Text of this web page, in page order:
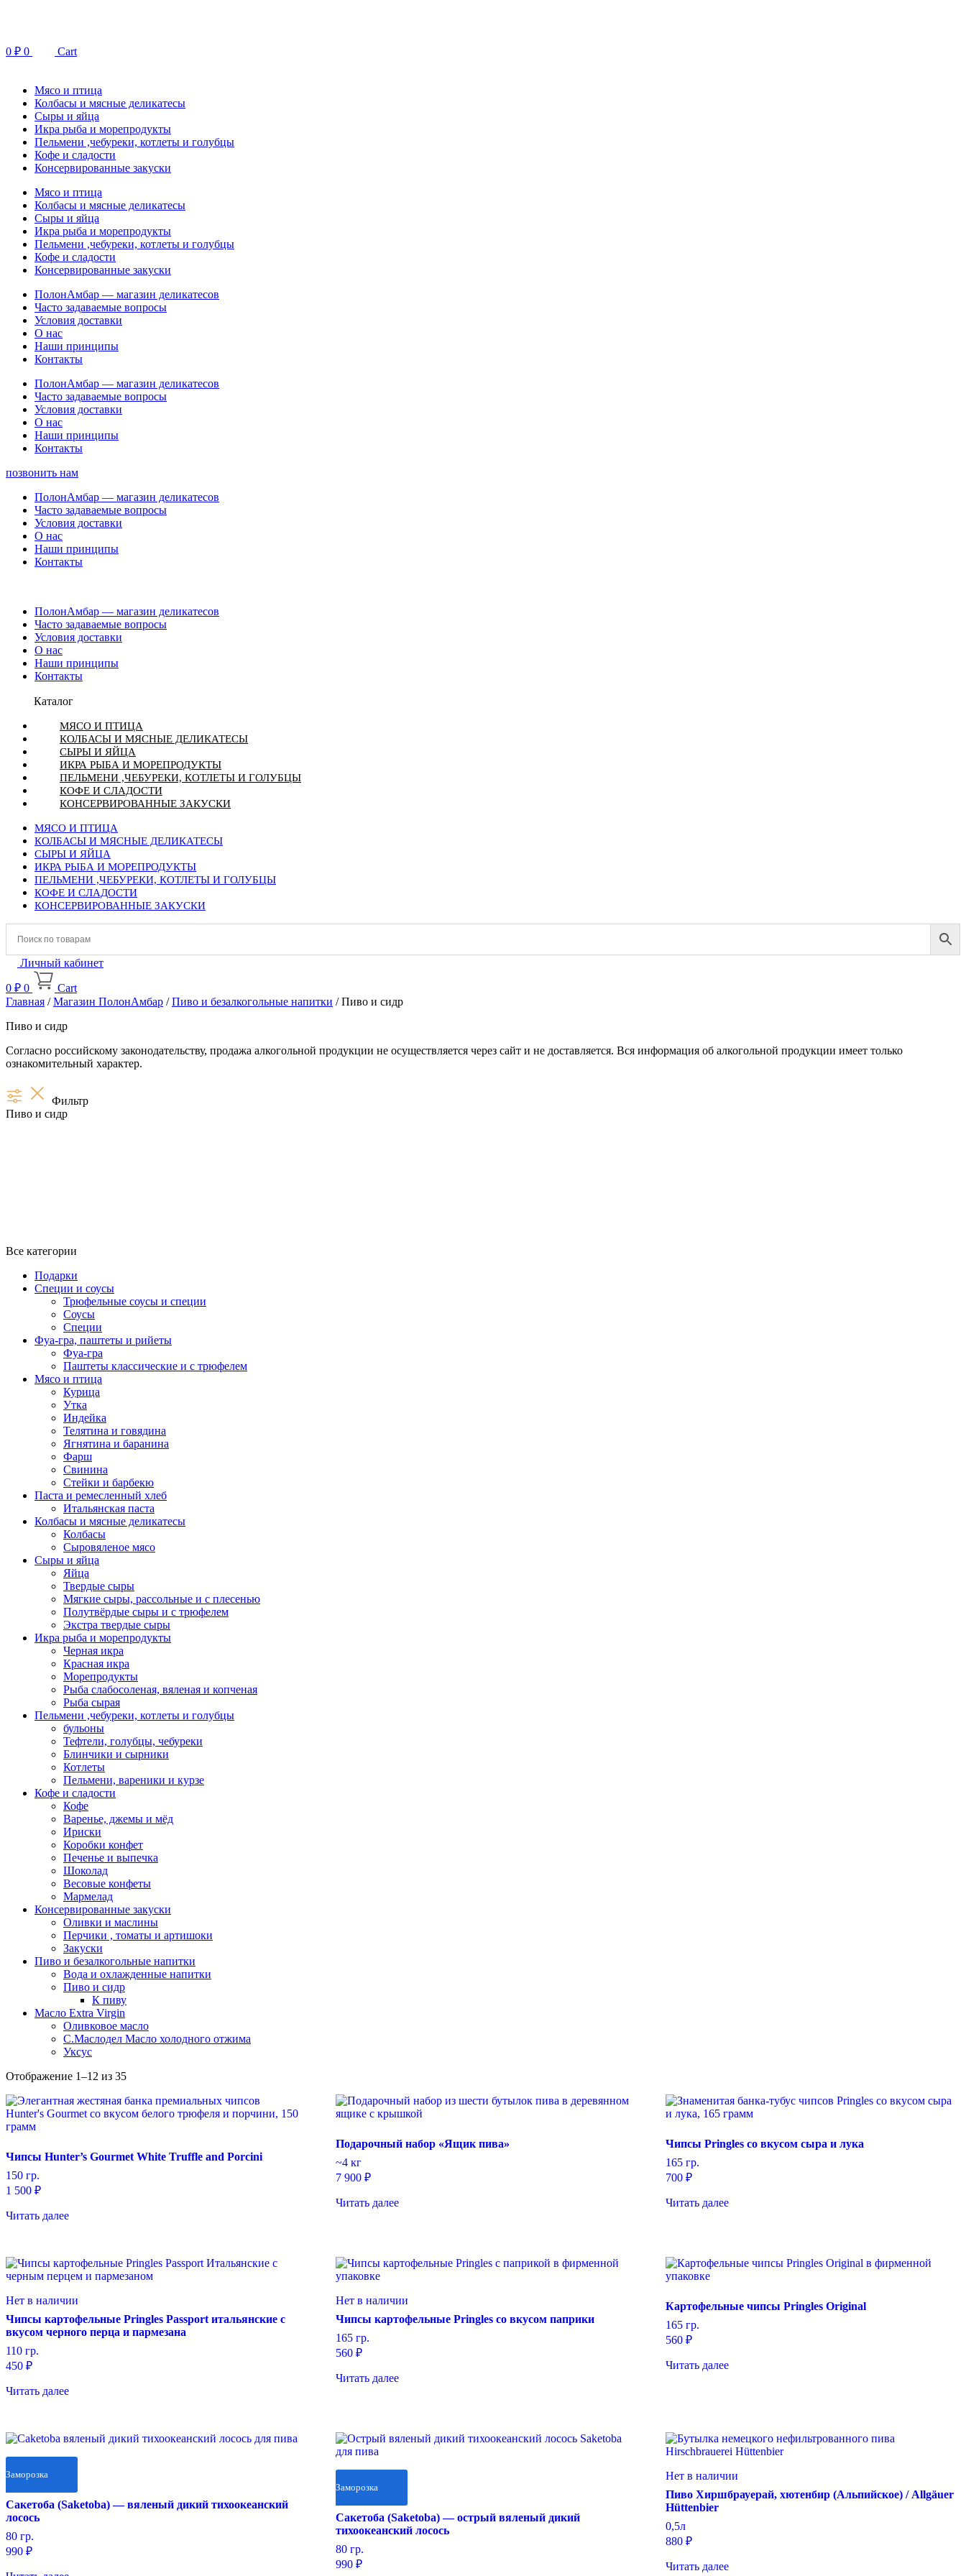
0 ₽ 0 Cart
Мясо и птица
Колбасы и мясные деликатесы
Сыры и яйца
Икра рыба и морепродукты
Пельмени ,чебуреки, котлеты и голубцы
Кофе и сладости
Консервированные закуски
Мясо и птица
Колбасы и мясные деликатесы
Сыры и яйца
Икра рыба и морепродукты
Пельмени ,чебуреки, котлеты и голубцы
Кофе и сладости
Консервированные закуски
ПолонАмбар — магазин деликатесов
Часто задаваемые вопросы
Условия доставки
О нас
Наши принципы
Контакты
ПолонАмбар — магазин деликатесов
Часто задаваемые вопросы
Условия доставки
О нас
Наши принципы
Контакты
позвонить нам
ПолонАмбар — магазин деликатесов
Часто задаваемые вопросы
Условия доставки
О нас
Наши принципы
Контакты
ПолонАмбар — магазин деликатесов
Часто задаваемые вопросы
Условия доставки
О нас
Наши принципы
Контакты
Каталог
МЯСО И ПТИЦА
КОЛБАСЫ И МЯСНЫЕ ДЕЛИКАТЕСЫ
СЫРЫ И ЯЙЦА
ИКРА РЫБА И МОРЕПРОДУКТЫ
ПЕЛЬМЕНИ ,ЧЕБУРЕКИ, КОТЛЕТЫ И ГОЛУБЦЫ
КОФЕ И СЛАДОСТИ
КОНСЕРВИРОВАННЫЕ ЗАКУСКИ
МЯСО И ПТИЦА
КОЛБАСЫ И МЯСНЫЕ ДЕЛИКАТЕСЫ
СЫРЫ И ЯЙЦА
ИКРА РЫБА И МОРЕПРОДУКТЫ
ПЕЛЬМЕНИ ,ЧЕБУРЕКИ, КОТЛЕТЫ И ГОЛУБЦЫ
КОФЕ И СЛАДОСТИ
КОНСЕРВИРОВАННЫЕ ЗАКУСКИ
Личный кабинет
0 ₽ 0
Cart
Главная /Магазин ПолонАмбар /Пиво и безалкогольные напитки / Пиво и сидр
Пиво и сидр
Согласно российскому законодательству, продажа алкогольной продукции не осуществляется через сайт и не доставляется. Вся информация об алкогольной продукции имеет только
ознакомительный характер.
Фильтр
Пиво и сидр
Все категории
Подарки
Специи и соусы
Трюфельные соусы и специи
Соусы
Специи
Фуа-гра, паштеты и рийеты
Фуа-гра
Паштеты классические и с трюфелем
Мясо и птица
Курица
Утка
Индейка
Телятина и говядина
Ягнятина и баранина
Фарш
Свинина
Стейки и барбекю
Паста и ремесленный хлеб
Итальянская паста
Колбасы и мясные деликатесы
Колбасы
Сыровяленое мясо
Сыры и яйца
Яйца
Твердые сыры
Мягкие сыры, рассольные и с плесенью
Полутвёрдые сыры и с трюфелем
Экстра твердые сыры
Икра рыба и морепродукты
Черная икра
Красная икра
Морепродукты
Рыба слабосоленая, вяленая и копченая
Рыба сырая
Пельмени ,чебуреки, котлеты и голубцы
бульоны
Тефтели, голубцы, чебуреки
Блинчики и сырники
Котлеты
Пельмени, вареники и курзе
Кофе и сладости
Кофе
Варенье, джемы и мёд
Ириски
Коробки конфет
Печенье и выпечка
Шоколад
Весовые конфеты
Мармелад
Консервированные закуски
Оливки и маслины
Перчики , томаты и артишоки
Закуски
Пиво и безалкогольные напитки
Вода и охлажденные напитки
Пиво и сидр
К пиву
Масло Extra Virgin
Оливковое масло
С.Маслодел Масло холодного отжима
Уксус
Отображение 1–12 из 35Сортировка:
недавние
Чипсы Hunter’s Gourmet White Truffle and Porcini
150 гр.
1 500 ₽
Читать далее
Подарочный набор «Ящик пива»
~4 кг
7 900 ₽
Читать далее
Чипсы Pringles со вкусом сыра и лука
165 гр.
700 ₽
Читать далее
Нет в наличии
Чипсы картофельные Pringles Passport итальянские с
вкусом черного перца и пармезана
110 гр.
450 ₽
Читать далее
Нет в наличии
Чипсы картофельные Pringles со вкусом паприки
165 гр.
560 ₽
Читать далее
Картофельные чипсы Pringles Original
165 гр.
560 ₽
Читать далее
Заморозка
Сакетоба (Saketoba) — вяленый дикий тихоокеанский
лосось
80 гр.
990 ₽
Заморозка
Сакетоба (Saketoba) — острый вяленый дикий
тихоокеанский лосось
80 гр.
990 ₽
Нет в наличии
Пиво Хиршбрауерай, хютенбир (Альпийское) / Allgäuer
Hüttenbier
0,5л
880 ₽
Читать далее